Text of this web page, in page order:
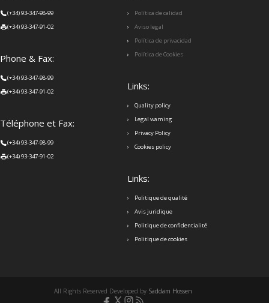
(+34) 93-347-98-99
(+34) 93-347-91-02
Phone & Fax:
(+34) 93-347-98-99
(+34) 93-347-91-02
Téléphone et Fax:
(+34) 93-347-98-99
(+34) 93-347-91-02
Política de calidad
Aviso legal
Política de privacidad
Política de Cookies
Links:
Quality policy
Legal warning
Privacy Policy
Cookies policy
Links:
Politique de qualité
Avis juridique
Politique de confidentialité
Politique de cookies
All Rights Reserved Developed by Saddam Hossen